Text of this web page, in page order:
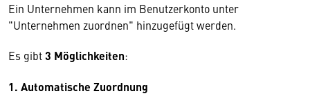
Ein Unternehmen kann im Benutzerkonto unter
"Unternehmen zuordnen" hinzugefügt werden.
Es gibt3 Möglichkeiten:
1. Automatische Zuordnung